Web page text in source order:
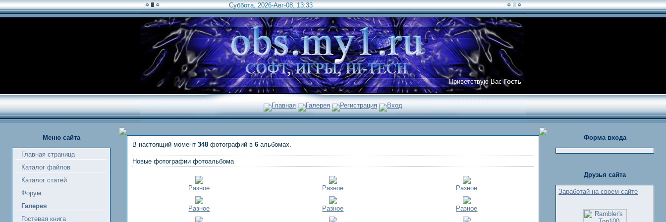
Суббота, 2026-Авг-08, 13:33
Приветствую ВасГость
Главная Галерея Регистрация Вход
Меню сайта
Главная страница
Каталог файлов
Каталог статей
Форум
Галерея
Гостевая книга
В настоящий момент 348 фотографий в 6 альбомах.
Новые фотографии фотоальбома
Разное Разное Разное
Разное Разное Разное
Форма входа
Друзья сайта
Заработай на своем сайте